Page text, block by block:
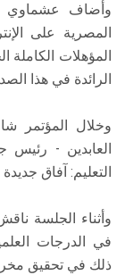
وأضاف عشماوي
المصرية على
المؤهلات
الرائدة في هذا
وخلال المؤتمر
العابدين -
التعليم: آفاق
وأثناء الجلسة
في الدرجات
ذلك في تحقيق